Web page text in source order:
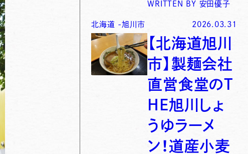
WRITTEN BY 安田優子
北海道 -旭川市 2026.03.31
【北海道旭川
市】製麺会社
直営食堂のT
HE旭川しょ
うゆラーメ
ン！道産小麦